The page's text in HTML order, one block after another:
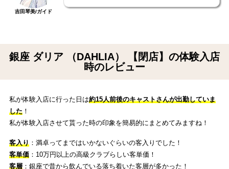
吉田琴美/ガイド
銀座 ダリア （DAHLIA） 【閉店】の体験入店
時のレビュー
私が体験入店に行った日は約15人前後のキャストさんが出勤していま
した！
私が体験入店させて貰った時の印象を簡易的にまとめてみますね！
客入り：満卓ってまではいかないぐらいの客入りでした！
客単価：10万円以上の高級クラブらしい客単価！
客層：銀座で昔から飲んでいる落ち着いた客層が多かった！